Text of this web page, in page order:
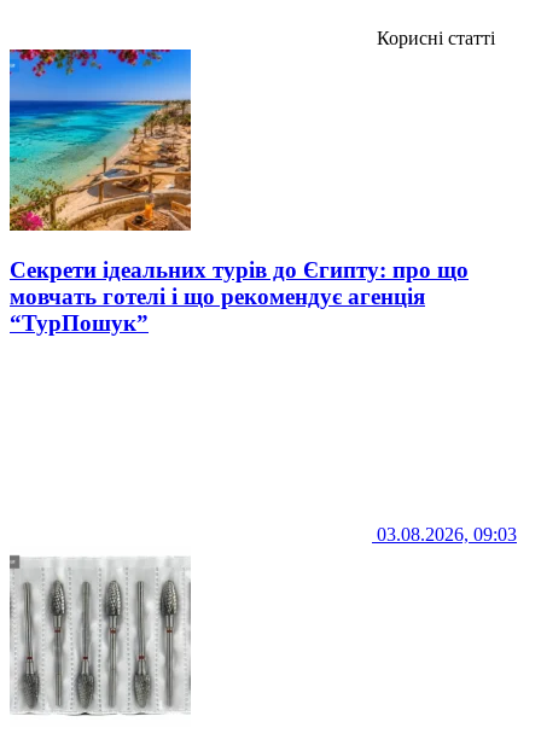
Корисні статті
Секрети ідеальних турів до Єгипту: про що
мовчать готелі і що рекомендує агенція
“ТурПошук”
03.08.2026, 09:03